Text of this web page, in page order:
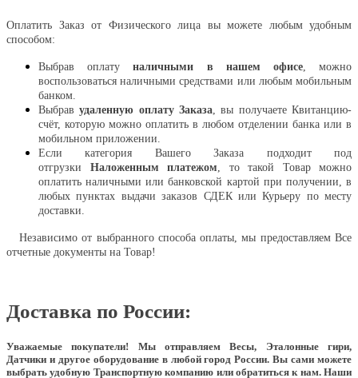
Оплатить Заказ от Физического лица вы можете любым удобным
способом:
Выбрав оплатуналичными в нашем офисе, можно
воспользоваться наличными средствами или любым мобильным
банком.
Выбравудаленную оплату Заказа , вы получаете Квитанцию-
счёт, которую можно оплатить в любом отделении банка или в
мобильном приложении.
Если категория Вашего Заказа подходит под
отгрузки Наложенным платежом , то такой Товар можно
оплатить наличными или банковской картой при получении, в
любых пунктах выдачи заказов СДЕК или Курьеру по месту
доставки.
Независимо от выбранного способа оплаты, мы предоставляем Все
отчетные документы на Товар!
Доставка по России:
Уважаемые покупатели! Мы отправляем Весы, Эталонные гири,
Датчики и другое оборудование в любой город России. Вы сами можете
выбрать удобную Транспортную компанию или обратиться к нам. Наши